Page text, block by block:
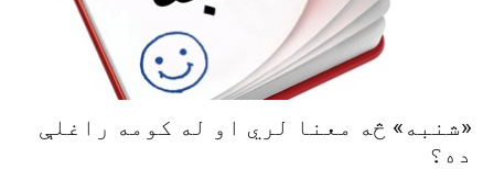
«شنبه» څه معنا لري او له کومه راغلې
ده؟